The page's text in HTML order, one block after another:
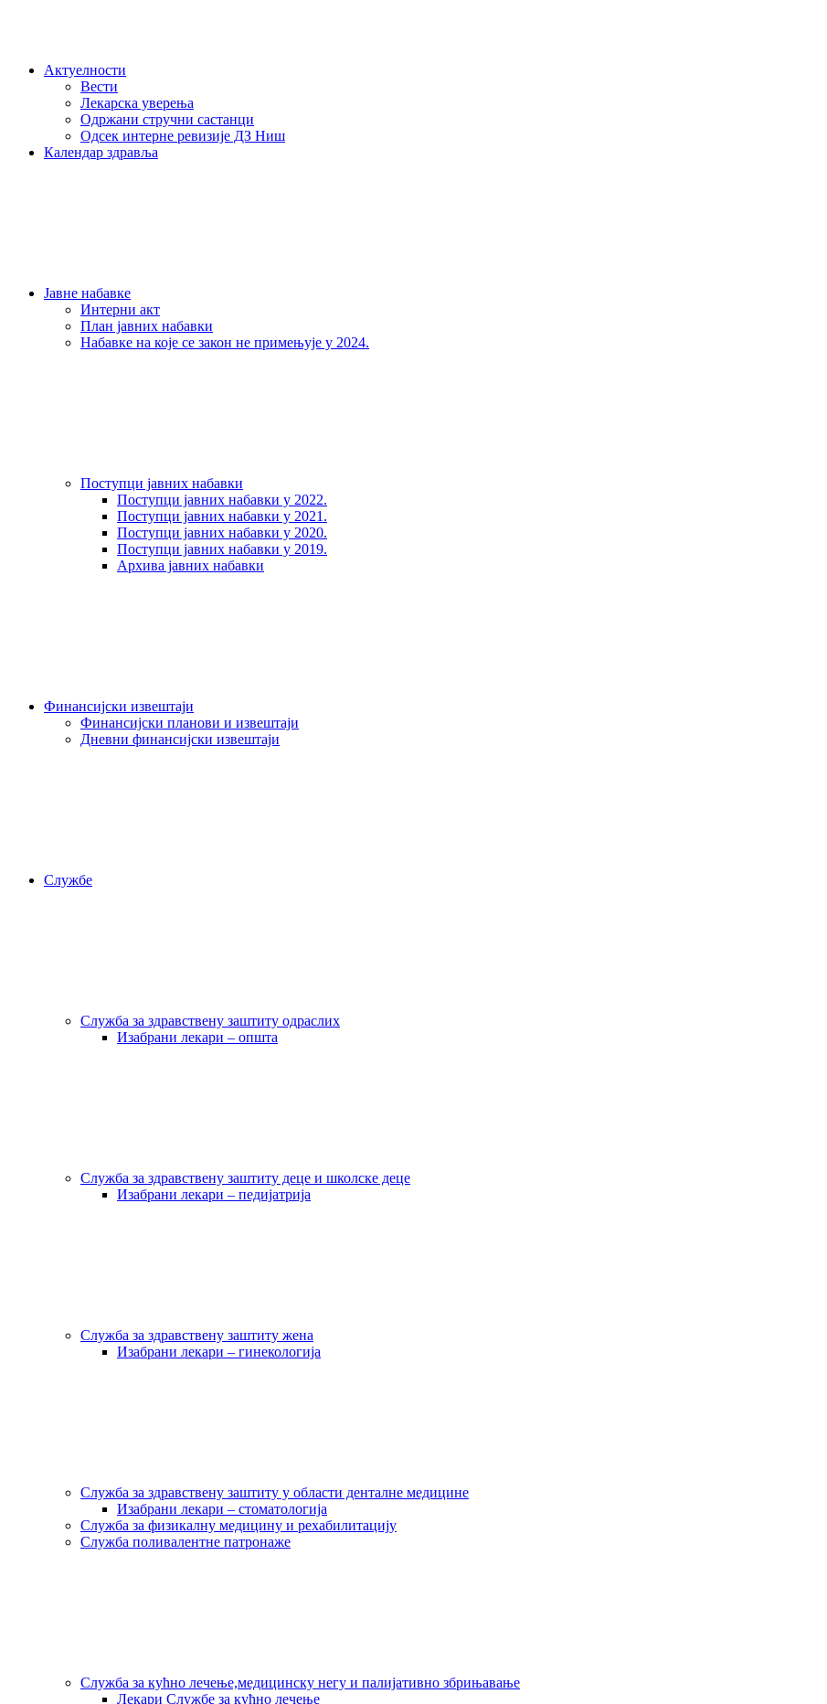
Актуелности
Вести
Лекарска уверења
Одржани стручни састанци
Одсек интерне ревизије ДЗ Ниш
Календар здравља
Јавне набавке
Интерни акт
План јавних набавки
Набавке на које се закон не примењује у 2024.
Поступци јавних набавки
Поступци јавних набавки у 2022.
Поступци јавних набавки у 2021.
Поступци јавних набавки у 2020.
Поступци јавних набавки у 2019.
Архива јавних набавки
Финансијски извештаји
Финансијски планови и извештаји
Дневни финансијски извештаји
Службе
Служба за здравствену заштиту одраслих
Изабрани лекари – општа
Служба за здравствену заштиту деце и школске деце
Изабрани лекари – педијатрија
Служба за здравствену заштиту жена
Изабрани лекари – гинекологија
Служба за здравствену заштиту у области денталне медицине
Изабрани лекари – стоматологија
Служба за физикалну медицину и рехабилитацију
Служба поливалентне патронаже
Служба за кућно лечење,медицинску негу и палијативно збрињавање
Лекари Службе за кућно лечење